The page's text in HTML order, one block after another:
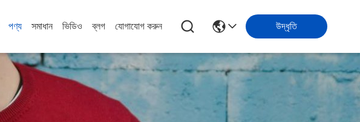
পণ্য সমাধান ভিডিও ব্লগ যোগাযোগ করুন উদ্ধৃতি